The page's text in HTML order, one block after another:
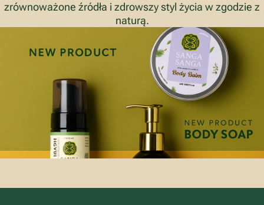
zrównoważone źródła i zdrowszy styl życia w zgodzie z
naturą.